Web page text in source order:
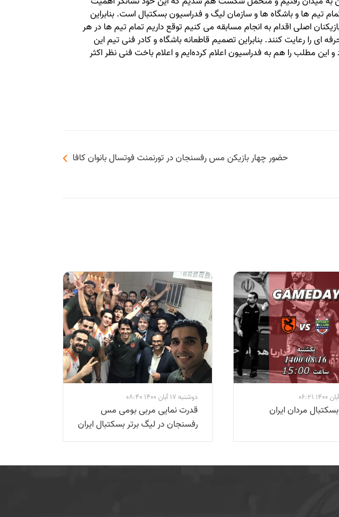
تیم ها و باشگاه ها و سازمان لیگ و فدراسیون بسکتبال است. بنابراین
اصلی اقدام به انجام مسابقه می کنیم توقع داریم تمام تیم ها در هر
ای را رعایت کنند. بنابراین تصمیم قاطعانه باشگاه و کادر فنی تیم این
مطلب را هم به فدراسیون اعلام کرده‌ایم و اعلام باخت فنی نظر اکثر
حضور چهار بازیکن مس رفسنجان در تورنمنت فوتسال بانوان کافا
مردان ایران
دوشنبه 17 آبان 1400 08:40
قدرت نمایی مربی بومی مس
رفسنجان در ليگ برتر بسکتبال ايران